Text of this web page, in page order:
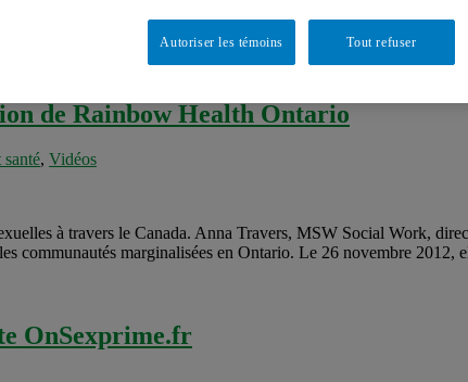
sexuelle (sexual agency). L’agentivité sexuelle fait
méthode novatrice utilisant des blogues «privés» de recherche
de Rainbow Health Ontario
, Vidéos
à travers le Canada. Anna Travers, MSW Social Work,
communautés marginalisées en Ontario. Le 26 novembre 2012,
OnSexprime.fr
Tout refuser
Autoriser les témoins